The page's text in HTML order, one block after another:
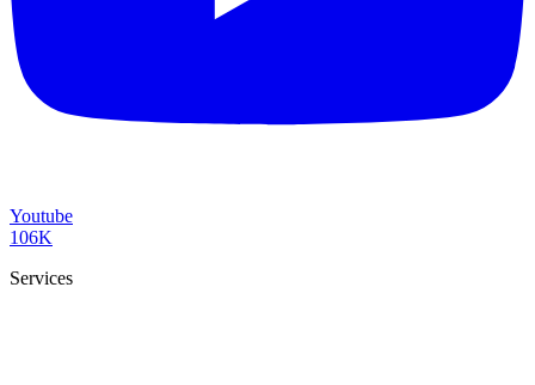
Youtube
106K
Services